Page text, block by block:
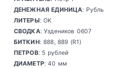
ДЕНЕЖНАЯ ЕДИНИЦА: Рубль
ЛИТЕРЫ: OK
СВОДКА: Уздеников 0607
БИТКИН: 888, 889 (R1)
ПЕТРОВ: 5 рублей
ДИАМЕТР: 40 мм